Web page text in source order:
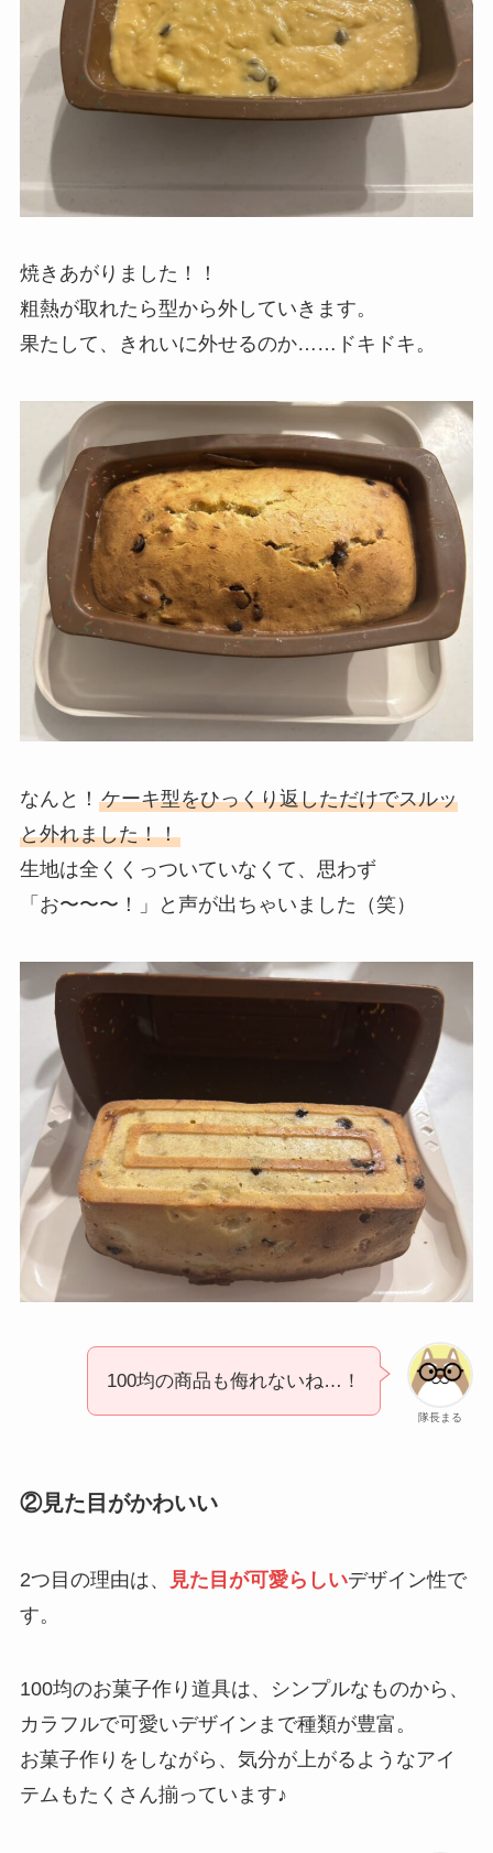
焼きあがりました！！
粗熱が取れたら型から外していきます。
果たして、きれいに外せるのか……ドキドキ。
なんと！ ケーキ型をひっくり返しただけでスルッ
と外れました！！
生地は全くくっついていなくて、思わず
「お〜〜〜！」と声が出ちゃいました（笑）
隊長まる
100均の商品も侮れないね…！
②見た目がかわいい
2つ目の理由は、 見た目が可愛らしいデザイン性で
す。
100均のお菓子作り道具は、シンプルなものから、
カラフルで可愛いデザインまで種類が豊富。
お菓子作りをしながら、気分が上がるようなアイ
テムもたくさん揃っています♪